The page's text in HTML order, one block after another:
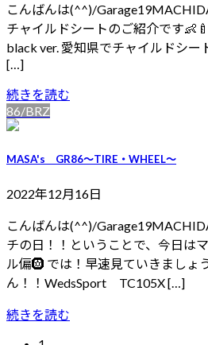
こんばんは(^^)/
チャイルドシートのご紹介です
black ver. 愛知県でチャイルドシー
[…]
続きを読む
86/BRZ
MASA's GR86～TIRE・WHEEL～
2022年12月16日
こんばんは(^^)/
チの日！！ということで、今日は
ル偏🛞 では！早速見ていきましょ
ん！！WedsSport TC105X […]
続きを読む